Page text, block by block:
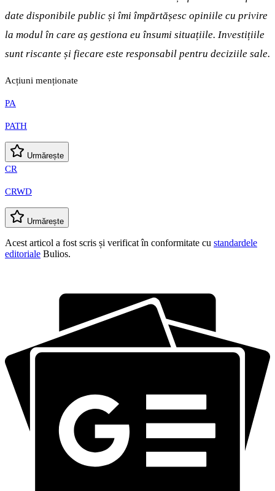
date disponibile public și îmi împărtășesc opiniile cu privire
la modul în care aș gestiona eu însumi situațiile. Investițiile
sunt riscante și fiecare este responsabil pentru deciziile sale.
Acțiuni menționate
PA
PATH
Urmărește
CR
CRWD
Urmărește
Acest articol a fost scris și verificat în conformitate cu standardele
editoriale Bulios.